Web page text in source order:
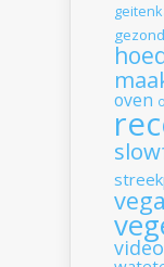
oven
video